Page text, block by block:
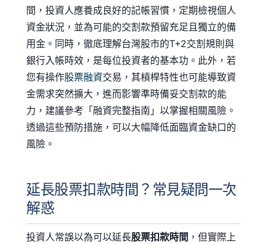
間，投資人應養成良好的記帳習慣，定期檢視個人
資金狀況，並為可能的交割款預留充足且獨立的備
用金。同時，徹底理解台灣股市的T+2交割規則與
銀行入帳時效，是每位投資者的基本功。此外，若
您有操作股票融資交易，其槓桿特性也可能導致資
金需求突然擴大，進而影響準時備妥交割款的能
力，建議參考「融資完整指南」以掌握相關風險。
透過這些預防措施，可以大幅降低面臨資金缺口的
風險。
延長股票扣款時間？常見疑問一次
解惑
投資人常誤以為可以延長股票扣款時間 ，但實際上